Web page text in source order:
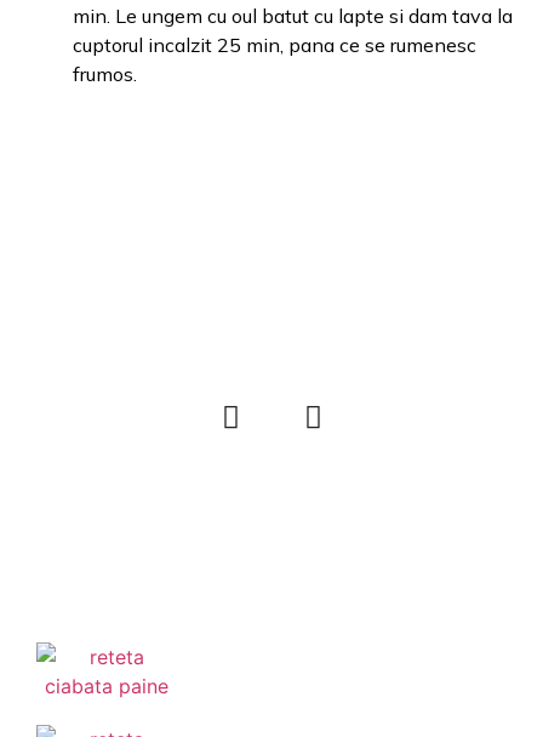
min. Le ungem cu oul batut cu lapte si dam tava la
cuptorul incalzit 25 min, pana ce se rumenesc
frumos.